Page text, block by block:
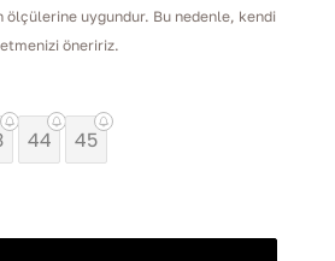
ölçülerine uygundur. Bu nedenle, kendi
öneririz.
44 45